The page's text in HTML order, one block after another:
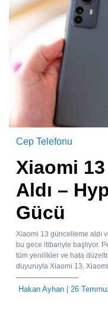
Cep Telefonu
Xiaomi
Aldı –
Gücü
Xiaomi 13 güncelleme aldı
bu gece itibariyle başlıyor.
tüm yenilikler ve hata
duyuruyla Xiaomi 13,
Hakan Ayhan | 26